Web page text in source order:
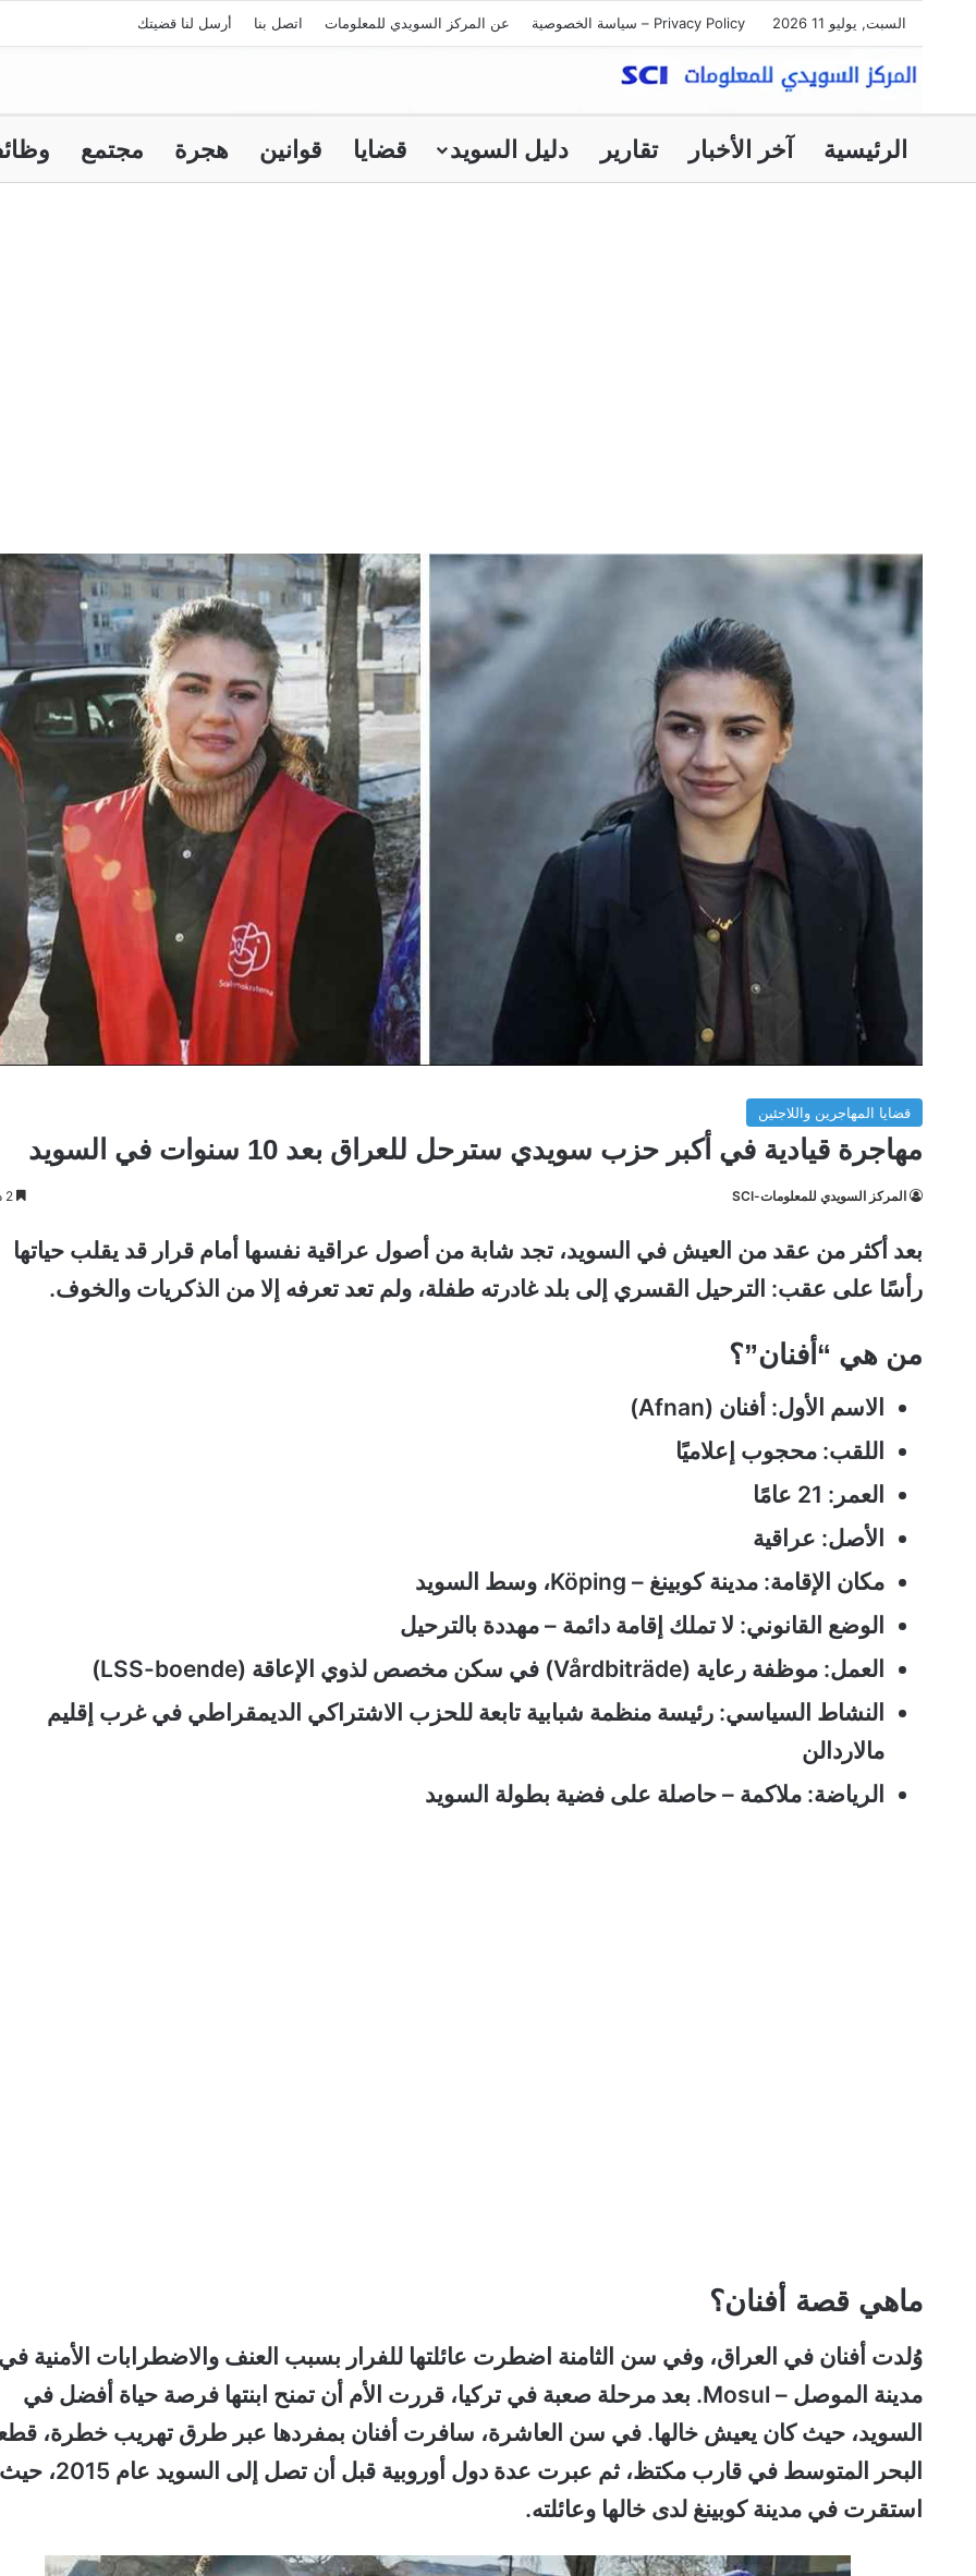
السبت, يوليو 11 2026 Privacy Policy – سياسة الخصوصية عن المركز السويدي للمعلومات اتصل بنا أرسل لنا قضيتك
الرئيسية آخر الأخبار تقارير دليل السويد قضايا قوانين هجرة مجتمع
قضايا المهاجرين واللاجئين
مهاجرة قيادية في أكبر حزب سويدي سترحل للعراق بعد 10 سنوات في السويد
المركز السويدي للمعلومات-SCI 2 دقائق
بعد أكثر من عقد من العيش في السويد، تجد شابة من أصول عراقية نفسها أمام قرار قد يقلب حياتها
رأسًا على عقب: الترحيل القسري إلى بلد غادرته طفلة، ولم تعد تعرفه إلا من الذكريات والخوف.
من هي “أفنان”؟
الاسم الأول: أفنان (Afnan)
اللقب: محجوب إعلاميًا
العمر: 21 عامًا
الأصل: عراقية
مكان الإقامة: مدينة كوبينغ – Köping، وسط السويد
الوضع القانوني: لا تملك إقامة دائمة – مهددة بالترحيل
العمل: موظفة رعاية (Vårdbiträde) في سكن مخصص لذوي الإعاقة (LSS-boende)
النشاط السياسي: رئيسة منظمة شبابية تابعة للحزب الاشتراكي الديمقراطي في غرب إقليم
مالاردالن
الرياضة: ملاكمة – حاصلة على فضية بطولة السويد
ماهي قصة أفنان؟
وُلدت أفنان في العراق، وفي سن الثامنة اضطرت عائلتها للفرار بسبب العنف والاضطرابات الأمنية في
مدينة الموصل – Mosul. بعد مرحلة صعبة في تركيا، قررت الأم أن تمنح ابنتها فرصة حياة أفضل في
السويد، حيث كان يعيش خالها. في سن العاشرة، سافرت أفنان بمفردها عبر طرق تهريب خطرة،
البحر المتوسط في قارب مكتظ، ثم عبرت عدة دول أوروبية قبل أن تصل إلى السويد عام 2015، حيث
استقرت في مدينة كوبينغ لدى خالها وعائلته.